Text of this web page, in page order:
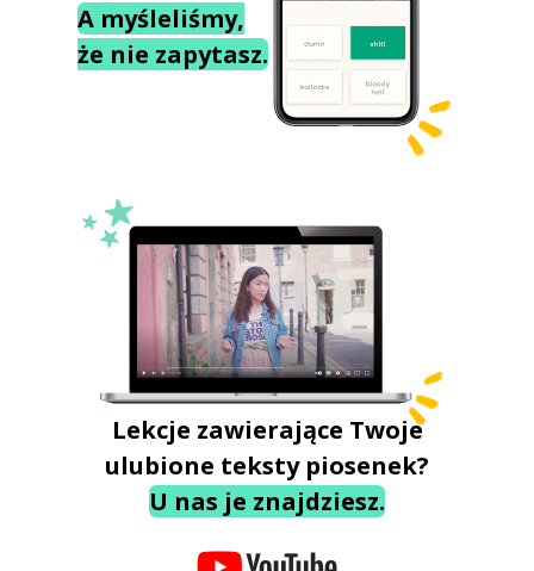
A myśleliśmy,
że nie zapytasz.
Lekcje zawierające Twoje
ulubione teksty piosenek?
U nas je znajdziesz.